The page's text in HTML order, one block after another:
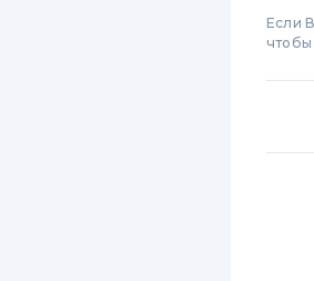
Если